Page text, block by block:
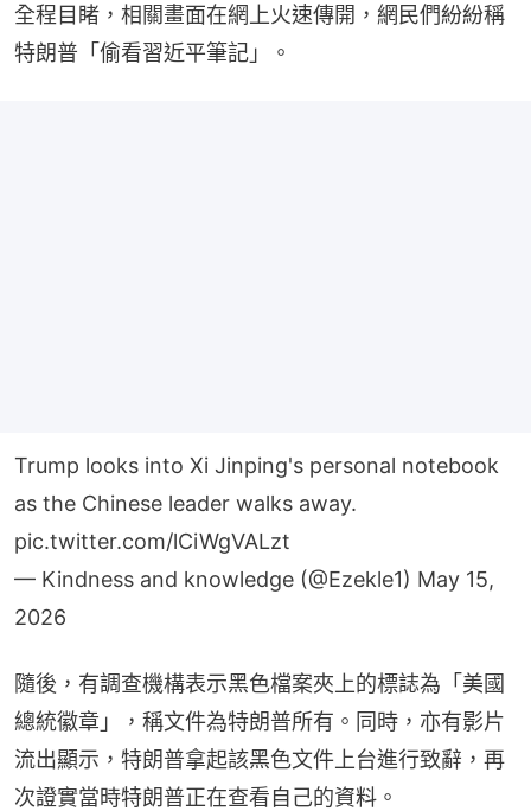
全程目睹，相關畫面在網上火速傳開，網民們紛紛稱
特朗普「偷看習近平筆記」。
Trump looks into Xi Jinping's personal notebook
as the Chinese leader walks away.
pic.twitter.com/lCiWgVALzt
— Kindness and knowledge (@Ezekle1) May 15,
2026
隨後，有調查機構表示黑色檔案夾上的標誌為「美國
總統徽章」，稱文件為特朗普所有。同時，亦有影片
流出顯示，特朗普拿起該黑色文件上台進行致辭，再
次證實當時特朗普正在查看自己的資料。